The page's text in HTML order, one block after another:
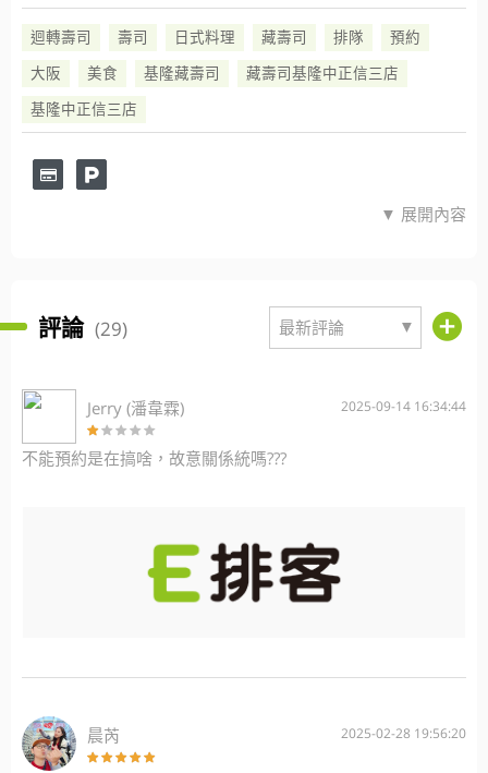
迴轉壽司 壽司 日式料理 藏壽司 排隊
預約
大阪
美食 基隆藏壽司
藏壽司基隆中正信三店
基隆中正信三店
▼ 展開內容
評論 (29) 最新評論 ▼
Jerry (潘韋霖) 2025-09-14 16:34:44
不能預約是在搞啥，故意關係統嗎???
晨芮 2025-02-28 19:56:20